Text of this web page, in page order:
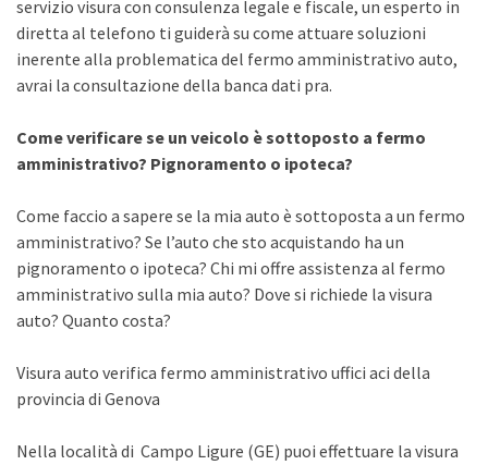
servizio visura con consulenza legale e fiscale, un esperto in
diretta al telefono ti guiderà su come attuare soluzioni
inerente alla problematica del fermo amministrativo auto,
avrai la consultazione della banca dati pra.
Come verificare se un veicolo è sottoposto a fermo
amministrativo? Pignoramento o ipoteca?
Come faccio a sapere se la mia auto è sottoposta a un fermo
amministrativo? Se l’auto che sto acquistando ha un
pignoramento o ipoteca? Chi mi offre assistenza al fermo
amministrativo sulla mia auto? Dove si richiede la visura
auto? Quanto costa?
Visura auto verifica fermo amministrativo uffici aci della
provincia di Genova
Nella località di Campo Ligure (GE) puoi effettuare la visura